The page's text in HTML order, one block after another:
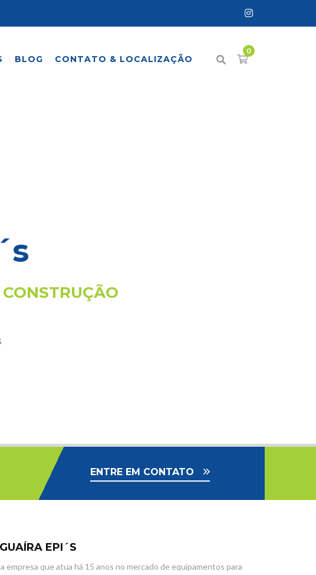
BLOG CONTATO & LOCALIZAÇÃO
ENTRE EM CONTATO
EPI´S
empresa que atua há 15 anos no mercado de equipamentos para